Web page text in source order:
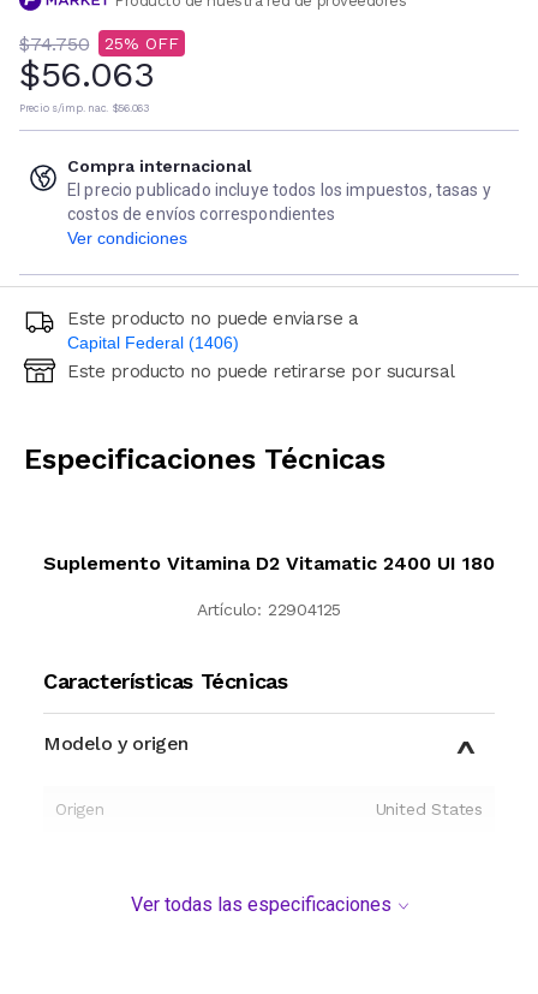
$74.750 25
$56.063
Precio s/imp. nac. $56.063
Compra internacional
El precio publicado incluye todos los impuestos, tasas y
costos de envíos correspondientes
Ver condiciones
Este producto no puede enviarse a
Capital Federal (1406)
Ingresá código postal (sólo números)
Este producto no puede retirarse por sucursal
Especificaciones Técnicas
Suplemento Vitamina D2 Vitamatic 2400 UI 180
Artículo: 22904125
Características Técnicas
Modelo y origen
Origen United States
Ver todas las especificaciones